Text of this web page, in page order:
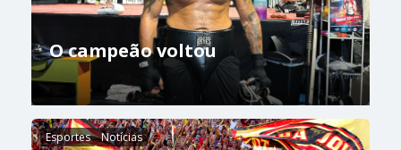
O campeão voltou
Esportes Notícias